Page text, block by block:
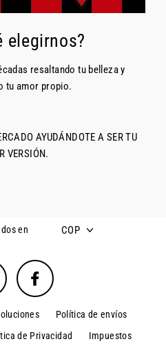
elegirnos?
resaltando tu belleza y
tu amor propio.
AYUDÁNDOTE A SER TU
VERSIÓN.
en COP
Instagram Facebook
Política de envíos
de Privacidad Impuestos